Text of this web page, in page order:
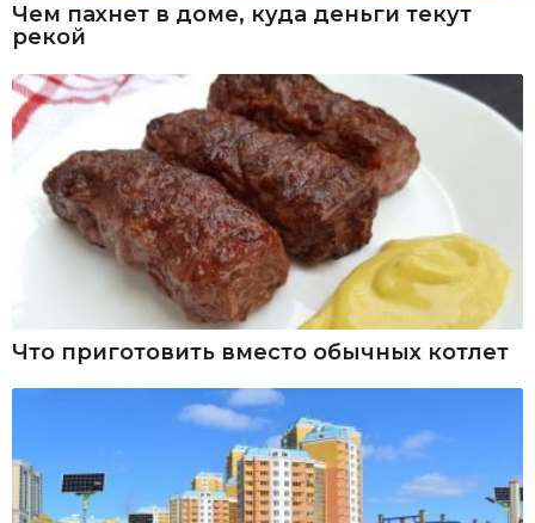
Чем пахнет в доме, куда деньги текут
рекой
Что приготовить вместо обычных котлет